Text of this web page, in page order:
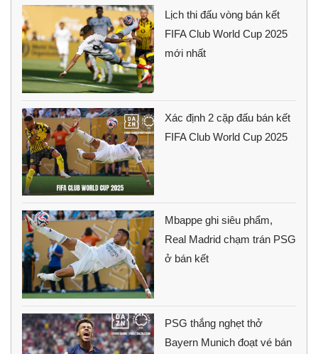
Lịch thi đấu vòng bán kết
FIFA Club World Cup 2025
mới nhất
Xác định 2 cặp đấu bán kết
FIFA Club World Cup 2025
Mbappe ghi siêu phẩm,
Real Madrid chạm trán PSG
ở bán kết
PSG thắng nghẹt thở
Bayern Munich đoạt vé bán